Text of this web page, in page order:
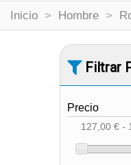
Inicio > Hombre >
Filtrar
Precio
127,00 € -